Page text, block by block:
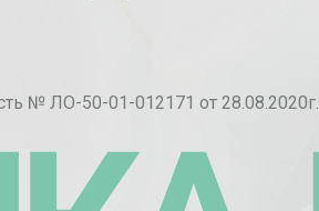
№ ЛО-50-01-012171 от 28.08.2020г.